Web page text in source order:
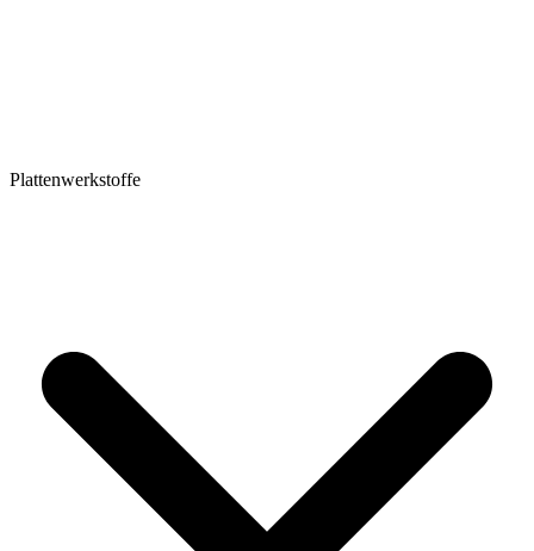
Plattenwerkstoffe